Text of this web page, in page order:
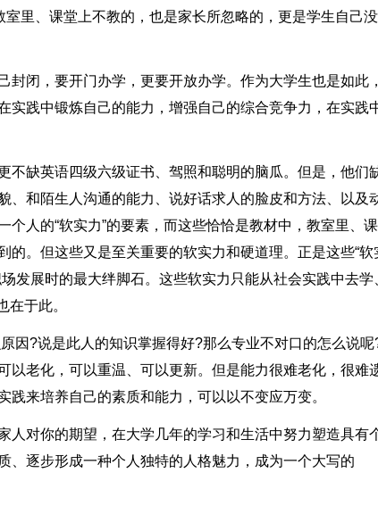
室里、课堂上不教的，也是家长所忽略的，更是学生自己
闭，要开门办学，更要开放办学。作为大学生也是如此，
实践中锻炼自己的能力，增强自己的综合竞争力，在实践
不缺英语四级六级证书、驾照和聪明的脑瓜。但是，他们
、和陌生人沟通的能力、说好话求人的脸皮和方法、以及
人的“软实力”的要素，而这些恰恰是教材中，教室里、
的。但这些又是至关重要的软实力和硬道理。正是这些“软
发展时的最大绊脚石。这些软实力只能从社会实践中去学
在于此。
因?说是此人的知识掌握得好?那么专业不对口的怎么说呢
以老化，可以重温、可以更新。但是能力很难老化，很难
来培养自己的素质和能力，可以以不变应万变。
人对你的期望，在大学几年的学习和生活中努力塑造具有
、逐步形成一种个人独特的人格魅力，成为一个大写的